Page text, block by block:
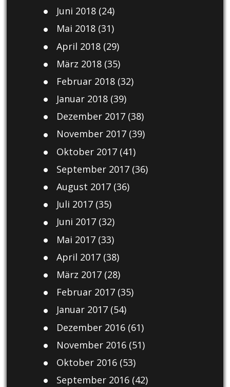
Juni 2018(24)
Mai 2018(31)
April 2018(29)
März 2018(35)
Februar 2018(32)
Januar 2018(39)
Dezember 2017(38)
November 2017(39)
Oktober 2017(41)
September 2017(36)
August 2017(36)
Juli 2017(35)
Juni 2017(32)
Mai 2017(33)
April 2017(38)
März 2017(28)
Februar 2017(35)
Januar 2017(54)
Dezember 2016(61)
November 2016(51)
Oktober 2016(53)
September 2016(42)